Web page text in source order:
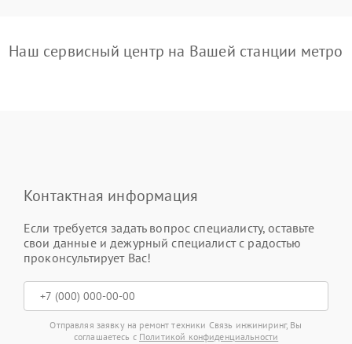
Наш сервисный центр на Вашей станции метро
Контактная информация
Если требуется задать вопрос специалисту, оставьте
свои данные и дежурный специалист с радостью
проконсультирует Вас!
Отправляя заявку на ремонт техники Связь инжиниринг, Вы
соглашаетесь с Политикой конфиденциальности